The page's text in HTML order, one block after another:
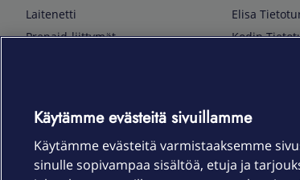
Laitenetti
Prepaid-liittymät
TV & audio
Kodinkoneet
Kamerat ja dronet
Elisa
Kodin
Elisa
Elisa
Elisa
Käytämme evästeitä sivuillamme
Käytämme evästeitä varmistaaksemme
sinulle sopivampaa sisältöä, etuja ja